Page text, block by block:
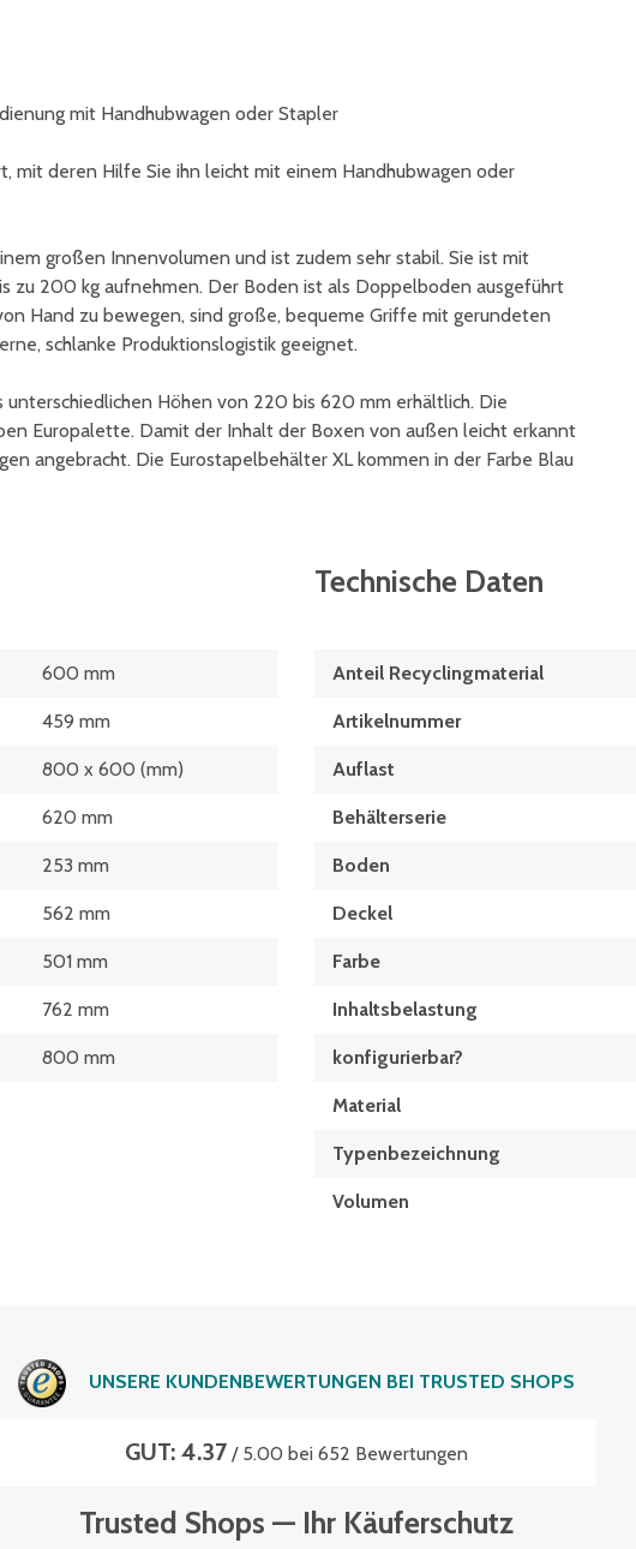
mit Handhubwagen oder Stapler
mit deren Hilfe Sie ihn leicht mit einem Handhubwagen oder
großen Innenvolumen und ist zudem sehr stabil. Sie ist mit
zu 200 kg aufnehmen. Der Boden ist als Doppelboden ausgeführt
Hand zu bewegen, sind große, bequeme Griffe mit gerundeten
schlanke Produktionslogistik geeignet.
unterschiedlichen Höhen von 220 bis 620 mm erhältlich. Die
Europalette. Damit der Inhalt der Boxen von außen leicht erkannt
angebracht. Die Eurostapelbehälter XL kommen in der Farbe Blau
600 mm
459 mm
800 x 600 (mm)
620 mm
253 mm
562 mm
501 mm
762 mm
800 mm
Technische Daten
Anteil Recyclingmaterial
Artikelnummer
Auflast
Behälterserie
Boden
Deckel
Farbe
Inhaltsbelastung
konfigurierbar?
Material
Typen­be­zeich­nung
Volumen
UNSERE KUNDENBEWERTUNGEN BEI TRUSTED SHOPS
GUT: 4.37/ 5.00 bei 652 Bewertungen
Trusted Shops — Ihr Käuferschutz